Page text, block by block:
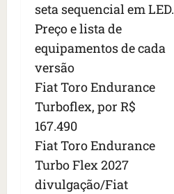
seta sequencial em LED.
Preço e lista de
equipamentos de cada
versão
Fiat Toro Endurance
Turboflex, por R$
167.490
Fiat Toro Endurance
Turbo Flex 2027
divulgação/Fiat